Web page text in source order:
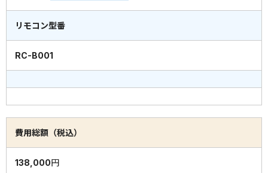
リモコン型番
RC-B001
費用総額（税込）
138,000円